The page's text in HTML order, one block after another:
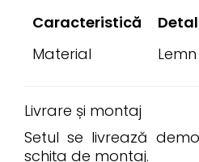
Caracteristică
Material
Livrare și montaj
Setul se livrează
schița de montaj.